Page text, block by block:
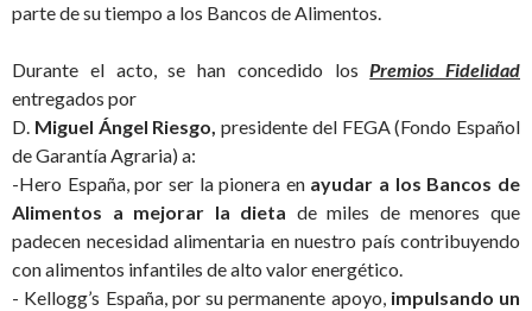
parte de su tiempo a los Bancos de Alimentos.
Durante el acto, se han concedido losPremios Fidelidad
entregados por
D. Miguel Ángel Riesgo, presidente del FEGA (Fondo Español
de Garantía Agraria) a:
-Hero España, por ser la pionera en ayudar a los Bancos de
Alimentos a mejorar la dieta de miles de menores que
padecen necesidad alimentaria en nuestro país contribuyendo
con alimentos infantiles de alto valor energético.
- Kellogg’s España, por su permanente apoyo,impulsando un